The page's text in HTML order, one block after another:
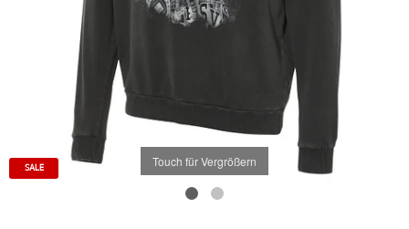
Touch für Vergrößern
SALE